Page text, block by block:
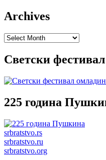
Archives
Archives
Светски
225 година
srbratstvo.rs
srbratstvo.ru
srbratstvo.org